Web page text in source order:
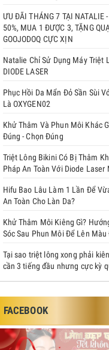
ƯU ĐÃI THÁNG 7 TẠI NATALIE
50%, MUA 1 ĐƯỢC 3, TẶNG
GOOJODOQ CỰC XỊN
Natalie Chỉ Sử Dụng Máy Triệt
DIODE LASER
Phục Hồi Da Mẩn Đỏ Sần Sùi
Là OXYGEN02
Khử Thâm Và Phun Môi Khác
Đúng - Chọn Đúng
Triệt Lông Bikini Có Bị Thâm
Pháp An Toàn Với Diode Laser
Hifu Bao Lâu Làm 1 Lần Để
An Toàn Cho Làn Da?
Khử Thâm Môi Kiêng Gì?
Sóc Sau Phun Môi Để Lên
Tại sao triệt lông xong phải
cần 3 tiếng đầu nhưng cực kỳ
FACEBOOK